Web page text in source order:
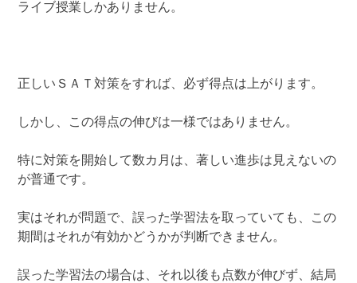
ライブ授業しかありません。
正しいＳＡＴ対策をすれば、必ず得点は上がります。
しかし、この得点の伸びは一様ではありません。
特に対策を開始して数カ月は、著しい進歩は見えないの
が普通です。
実はそれが問題で、誤った学習法を取っていても、この
期間はそれが有効かどうかが判断できません。
誤った学習法の場合は、それ以後も点数が伸びず、結局